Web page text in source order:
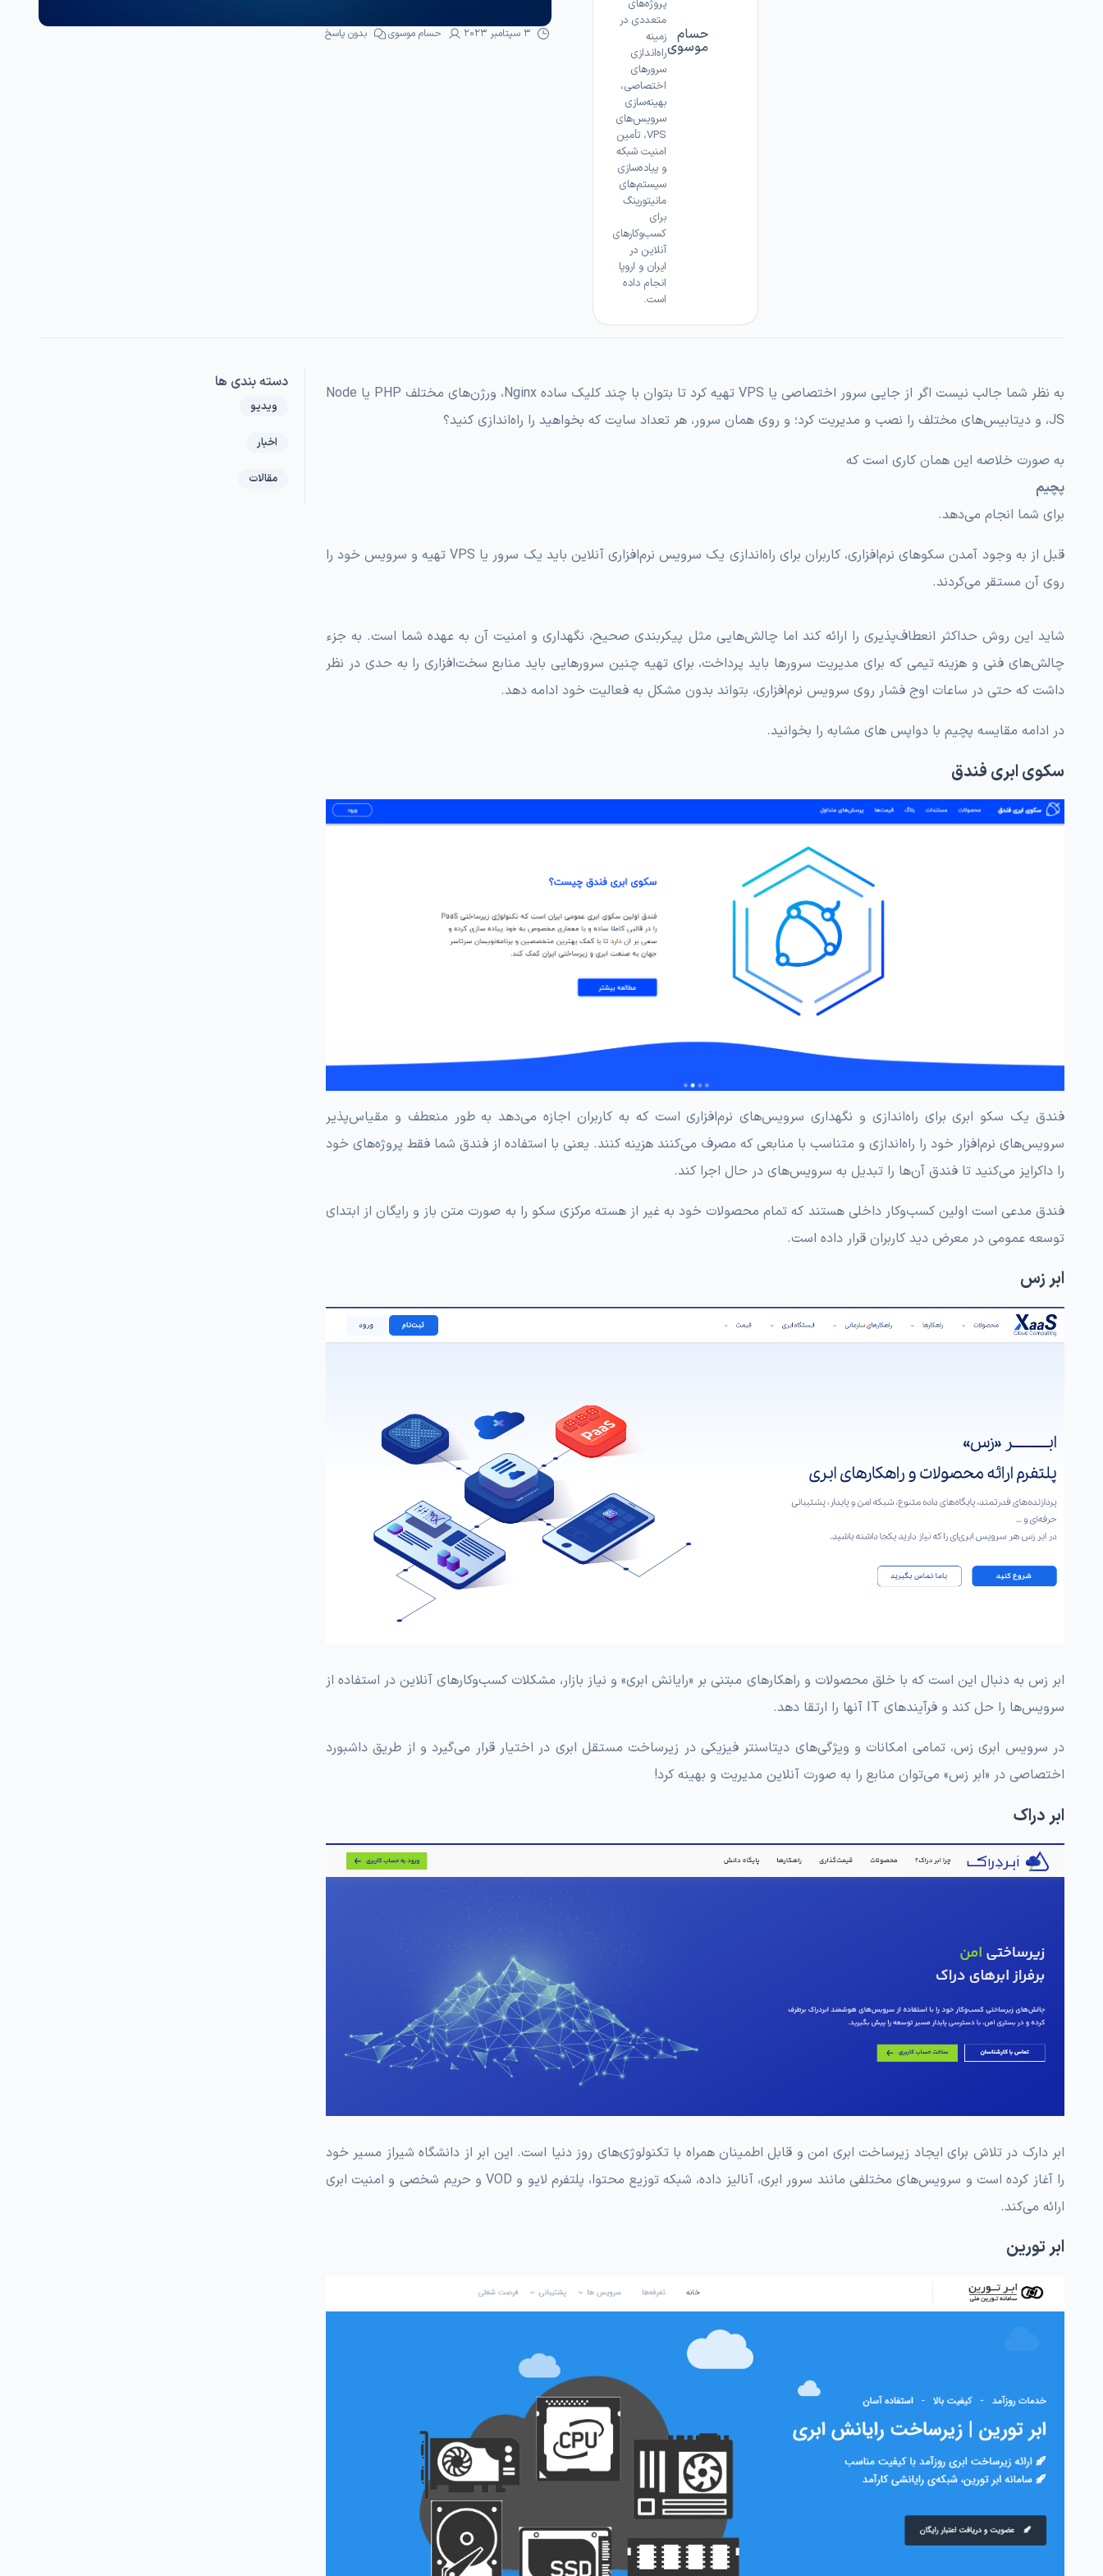
حسام
موسوی
پروژه‌های
متعددی در
زمینه
راه‌اندازی
سرورهای
اختصاصی،
بهینه‌سازی
سرویس‌های
VPS، تأمین
امنیت شبکه
و پیاده‌سازی
سیستم‌های
مانیتورینگ
برای
کسب‌وکارهای
آنلاین در
ایران و اروپا
انجام داده
است.
3 سپتامبر 2023 حسام موسوی بدون پاسخ
به نظر شما جالب نیست اگر از جایی سرور اختصاصی یا VPS تهیه کرد تا بتوان با چند کلیک ساده Nginx، ورژن‌های مختلف PHP یا Node
JS، و دیتابیس‌های مختلف را نصب و مدیریت کرد؛ و روی همان سرور، هر تعداد سایت که بخواهید را راه‌اندازی کنید؟
به صورت خلاصه این همان کاری است که
پچیم
برای شما انجام می‌دهد.
قبل از به وجود آمدن سکو‌های نرم‌افزاری، کاربران برای راه‌اندازی یک سرویس نرم‌افزاری آنلاین باید یک سرور یا VPS تهیه و سرویس خود را
روی آن مستقر می‌کردند.
شاید این روش حداکثر انعطاف‌پذیری را ارائه کند اما چالش‌هایی مثل پیکربندی صحیح، نگهداری و امنیت آن به عهده شما است. به جزء
چالش‌های فنی و هزینه تیمی که برای مدیریت سرور‌ها باید پرداخت، برای تهیه چنین سرو‌رهایی باید منابع سخت‌افزاری را به حدی در نظر
داشت که حتی در ساعات اوج فشار روی سرویس نرم‌افزاری، بتواند بدون مشکل به فعالیت خود ادامه دهد.
در ادامه مقایسه پچیم با دواپس های مشابه را بخوانید.
سکوی ابری فندق
فندق یک سکو ابری برای راه‌اندازی و نگهداری سرویس‌های نرم‌افزاری است که به کاربران اجازه می‌دهد به طور منعطف و مقیاس‌پذیر
سرویس‌های نرم‌افزار خود را راه‌اندازی و متناسب با منابعی که مصرف می‌کنند هزینه کنند. یعنی با استفاده از فندق شما فقط پروژه‌های خود
را داکرایز می‌کنید تا فندق آن‌ها را تبدیل به سرویس‌های در حال اجرا کند.
فندق مدعی است اولین کسب‌وکار داخلی هستند که تمام محصولات خود به غیر از هسته مرکزی سکو را به صورت متن باز و رایگان از ابتدای
توسعه عمومی در معرض دید کاربران قرار داده است.
ابر زس
ابر زس به دنبال این است که با خلق محصولات و راهکارهای مبتنی بر «رایانش ابری» و نیاز بازار، مشکلات کسب‌وکارهای آنلاین در استفاده از
سرویس‌ها را حل کند و فرآیندهای IT آنها را ارتقا دهد.
در سرویس ابری زس، تمامی امکانات و ویژگی‌های دیتاسنتر فیزیکی در زیرساخت مستقل ابری در اختیار قرار می‌گیرد و از طریق داشبورد
اختصاصی در «ابر زس» می‌توان منابع‌ را به صورت آنلاین مدیریت و بهینه کرد!
ابر دراک
ابر دارک در تلاش برای ایجاد زیرساخت ابری امن و قابل اطمینان همراه با تکنولوژی‌های روز دنیا است. این ابر از دانشگاه شیراز مسیر خود
را آغاز کرده است و سرویس‌های مختلفی مانند سرور ابری، آنالیز داده، شبکه توزیع محتوا، پلتفرم لایو و VOD و حریم شخصی و امنیت ابری
ارائه می‌کند.
ابر تورین
دسته بندی ها
ویدیو
اخبار
مقالات